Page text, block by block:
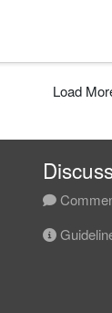
已经开始出现明
Load